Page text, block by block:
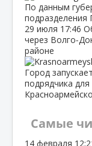
По данным
29 июля 17:46
через
районе
Город
подрядчика
Самые
14 февраля